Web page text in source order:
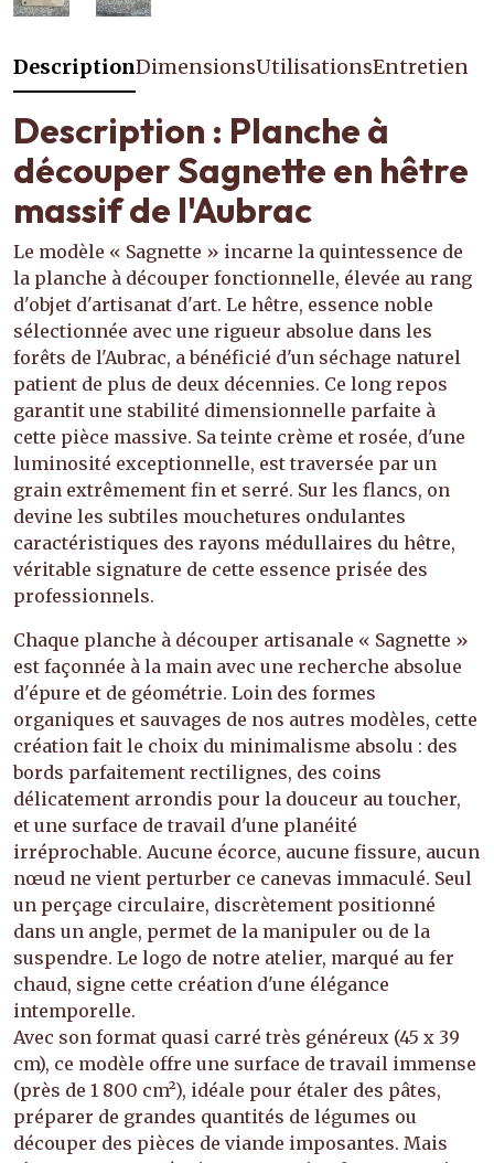
DescriptionDimensionsUtilisationsEntretien
Description : Planche à
découper Sagnette en hêtre
massif de l'Aubrac
Le modèle « Sagnette » incarne la quintessence de
la planche à découper fonctionnelle, élevée au rang
d'objet d'artisanat d'art. Le hêtre, essence noble
sélectionnée avec une rigueur absolue dans les
forêts de l'Aubrac, a bénéficié d'un séchage naturel
patient de plus de deux décennies. Ce long repos
garantit une stabilité dimensionnelle parfaite à
cette pièce massive. Sa teinte crème et rosée, d'une
luminosité exceptionnelle, est traversée par un
grain extrêmement fin et serré. Sur les flancs, on
devine les subtiles mouchetures ondulantes
caractéristiques des rayons médullaires du hêtre,
véritable signature de cette essence prisée des
professionnels.
Chaque planche à découper artisanale « Sagnette »
est façonnée à la main avec une recherche absolue
d'épure et de géométrie. Loin des formes
organiques et sauvages de nos autres modèles, cette
création fait le choix du minimalisme absolu : des
bords parfaitement rectilignes, des coins
délicatement arrondis pour la douceur au toucher,
et une surface de travail d'une planéité
irréprochable. Aucune écorce, aucune fissure, aucun
nœud ne vient perturber ce canevas immaculé. Seul
un perçage circulaire, discrètement positionné
dans un angle, permet de la manipuler ou de la
suspendre. Le logo de notre atelier, marqué au fer
chaud, signe cette création d'une élégance
intemporelle.
Avec son format quasi carré très généreux (45 x 39
cm), ce modèle offre une surface de travail immense
(près de 1 800 cm²), idéale pour étaler des pâtes,
préparer de grandes quantités de légumes ou
découper des pièces de viande imposantes. Mais